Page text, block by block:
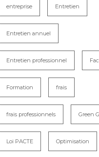
entreprise Entretien
Entretien annuel
Entretien professionnel
Formation frais
frais professionnels Green
Loi PACTE Optimisation